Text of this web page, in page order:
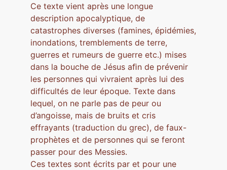
Ce texte vient après une longue
description apocalyptique, de
catastrophes diverses (famines, épidémies,
inondations, tremblements de terre,
guerres et rumeurs de guerre etc.) mises
dans la bouche de Jésus aﬁn de prévenir
les personnes qui vivraient après lui des
difficultés de leur époque. Texte dans
lequel, on ne parle pas de peur ou
d’angoisse, mais de bruits et cris
effrayants (traduction du grec), de faux-
prophètes et de personnes qui se feront
passer pour des Messies.
Ces textes sont écrits par et pour une